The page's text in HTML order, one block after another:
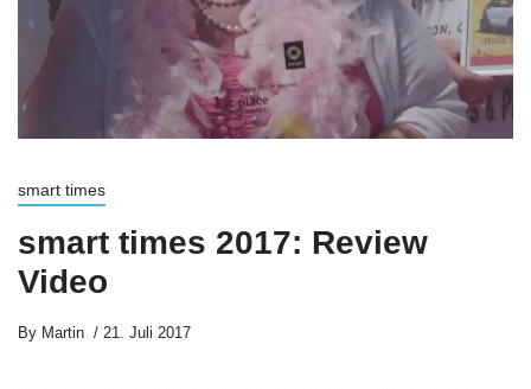
smart times
smart times 2017: Review
Video
By Martin 21. Juli 2017